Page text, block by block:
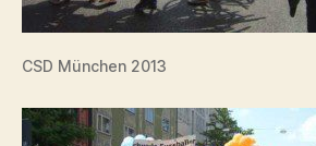
CSD München 2013